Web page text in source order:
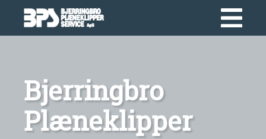
Bjerringbro
Plæneklipper